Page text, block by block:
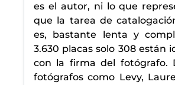
es el autor, ni lo que
que la tarea de
es, bastante lenta y
3.630 placas solo 308 están
con la firma del fotógrafo.
fotógrafos como Levy,